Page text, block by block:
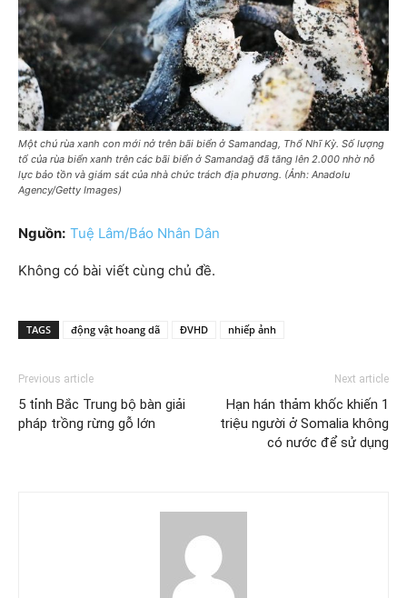
Một chú rùa xanh con mới nở trên bãi biển ở Samandag, Thổ Nhĩ Kỳ. Số lượng
tổ của rùa biển xanh trên các bãi biển ở Samandağ đã tăng lên 2.000 nhờ nỗ
lực bảo tồn và giám sát của nhà chức trách địa phương. (Ảnh: Anadolu
Agency/Getty Images)
Nguồn: Tuệ Lâm/Báo Nhân Dân
Không có bài viết cùng chủ đề.
TAGS động vật hoang dã ĐVHD nhiếp ảnh
Previous article
5 tỉnh Bắc Trung bộ bàn giải
pháp trồng rừng gỗ lớn
Next article
Hạn hán thảm khốc khiến 1
triệu người ở Somalia không
có nước để sử dụng